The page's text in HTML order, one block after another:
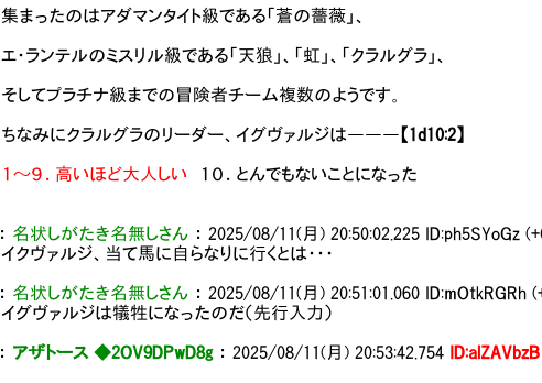
集まったのはアダマンタイト級である「蒼の薔薇」、
エ・ランテルのミスリル級である「天狼」、「虹」、「クラルグラ」、
そしてプラチナ級までの冒険者チーム複数のようです。
ちなみにクラルグラのリーダー、イグヴァルジは――― 【1d10:2】
１～９．高いほど大人しい １０．とんでもないことになった
： 名状しがたき名無しさん ： 2025/08/11(月) 20:50:02.225 ID:ph5SYoGz
イクヴァルジ、当て馬に自らなりに行くとは・・・
： 名状しがたき名無しさん ： 2025/08/11(月) 20:51:01.060 ID:mOtkRGRh
イグヴァルジは犠牲になったのだ（先行入力）
： アザトース ◆2OV9DPwD8g： 2025/08/11(月) 20:53:42.754